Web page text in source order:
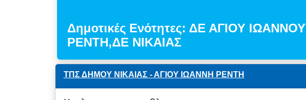
Δημοτικές Ενότητες: ΔΕ ΑΓΙΟΥ ΙΩΑΝΝΟΥ
ΡΕΝΤΗ,ΔΕ ΝΙΚΑΙΑΣ
ΤΠΣ ΔΗΜΟΥ ΝΙΚΑΙΑΣ - ΑΓΙΟΥ ΙΩΑΝΝΗ ΡΕΝΤΗ